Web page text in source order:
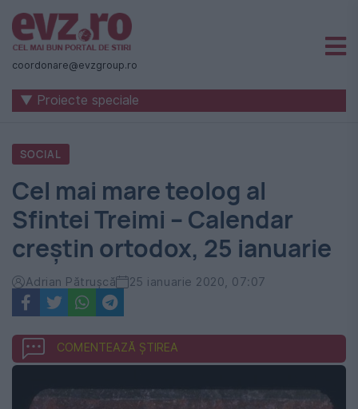
Știri
naționale
internaționale
România
-
Evenimentul
Zilei
coordonare@evzgroup.ro
▼ Proiecte speciale
SOCIAL
Cel mai mare teolog al
Sfintei Treimi – Calendar
creștin ortodox, 25 ianuarie
Adrian Pătrușcă 25 ianuarie 2020, 07:07
COMENTEAZĂ ȘTIREA